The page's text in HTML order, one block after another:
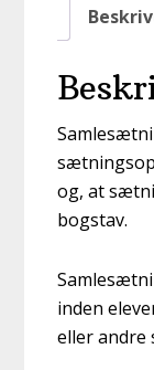
bogstav
antal
og, at
bogstav.
inden
eller andre